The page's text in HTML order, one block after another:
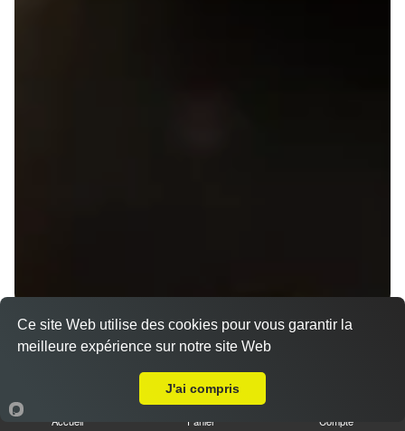
Menus Gyoza et Tataki en livraison sur Saint
Grégoire (35760)
Accueil Panier Compte
Ce site Web utilise des cookies pour vous garantir la
meilleure expérience sur notre site Web
J'ai compris